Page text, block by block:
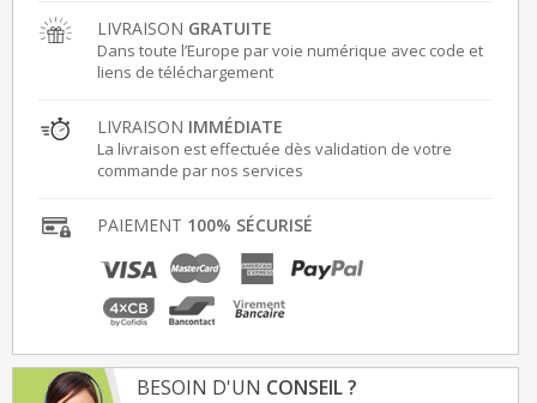
LIVRAISON GRATUITE
Dans toute l’Europe par voie numérique avec code et
liens de téléchargement
LIVRAISON IMMÉDIATE
La livraison est effectuée dès validation de votre
commande par nos services
PAIEMENT 100% SÉCURISÉ
BESOIN D'UN CONSEIL ?